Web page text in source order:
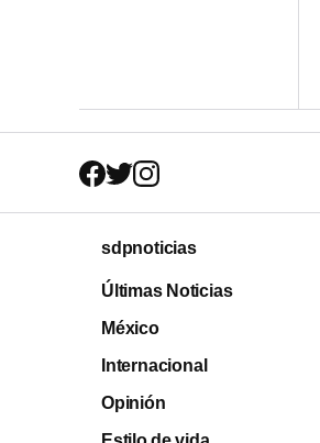
sdpnoticias
Últimas Noticias
México
Internacional
Opinión